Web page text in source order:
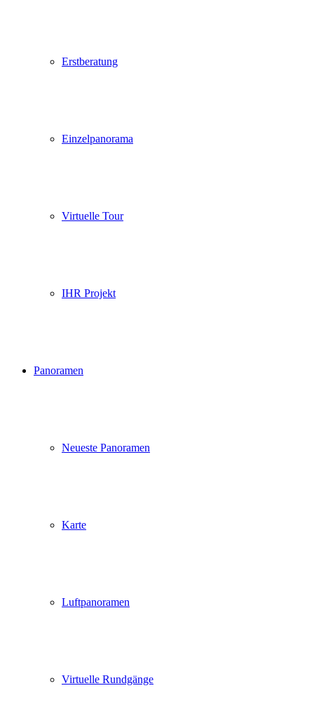
Erstberatung
Einzelpanorama
Virtuelle Tour
IHR Projekt
Panoramen
Neueste Panoramen
Karte
Luftpanoramen
Virtuelle Rundgänge